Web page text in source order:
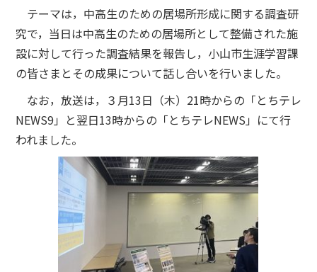
テーマは，中高生のための居場所形成に関する調査研
究で，当日は中高生のための居場所として整備された施
設に対して行った調査結果を報告し，小山市生涯学習課
の皆さまとその成果について話し合いを行いました。
なお，放送は，３月13日（木）21時からの「とちテレ
NEWS9」と翌日13時からの「とちテレNEWS」にて行
われました。